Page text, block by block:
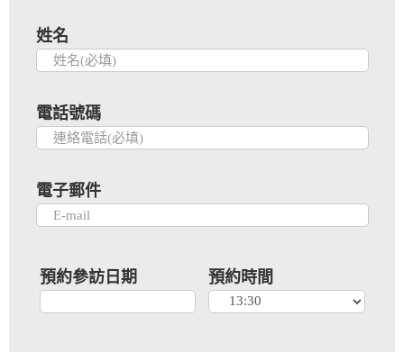
姓名
電話號碼
電子郵件
預約參訪日期 預約時間